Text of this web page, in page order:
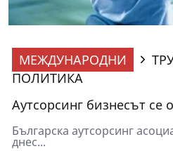
МЕЖДУНАРОДНИ
ПОЛИТИКА
Аутсорсинг бизнесът се
Българска аутсорсинг
днес...